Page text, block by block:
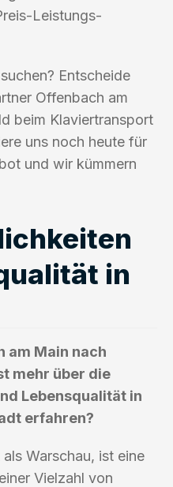
Leistungs-
Entscheide
Offenbach am
beim Klaviertransport
uns noch heute für
und wir kümmern
in
am Main nach
mehr über die
Lebensqualität in
erfahren?
Warschau, ist eine
Vielzahl von